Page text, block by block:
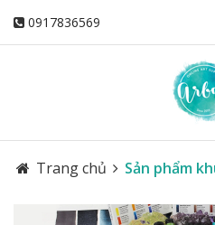
0917836569
Trang chủ Sản phẩm